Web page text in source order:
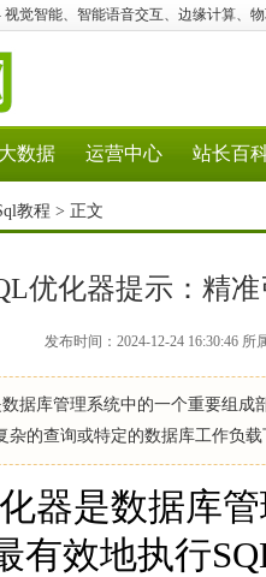
视觉智能、智能语音交互、边缘计算、
大数据 运营中心 站长百
教程 > 正文
优化器提示：精
发布时间：2024-12-24 16:30:46
库管理系统中的一个重要组成
杂的查询或特定的数据库工作负
是数据库管
有效地执行